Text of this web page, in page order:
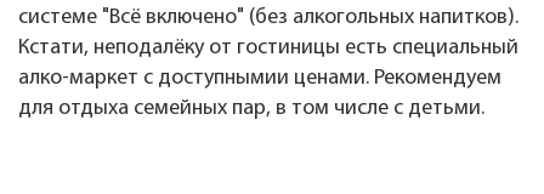
системе "Всё включено" (без алкогольных напитков).
Кстати, неподалёку от гостиницы есть специальный
алко-маркет с доступнымии ценами. Рекомендуем
для отдыха семейных пар, в том числе с детьми.